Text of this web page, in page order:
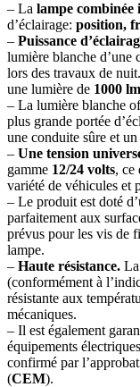
– La lampe combinée
d’éclairage: position,
– Puissance
lumière blanche d’une
lors des travaux de
une lumière de 1000 lm
– La lumière blanche
plus grande portée
une conduite sûre et
– Une tension
gamme 12/24 volts, ce
variété de véhicules et
– Le produit est doté
parfaitement aux
prévus pour les vis de
lampe.
– Haute résistance.
(conformément à
résistante aux
mécaniques.
– Il est également
équipements
confirmé par
(CEM).